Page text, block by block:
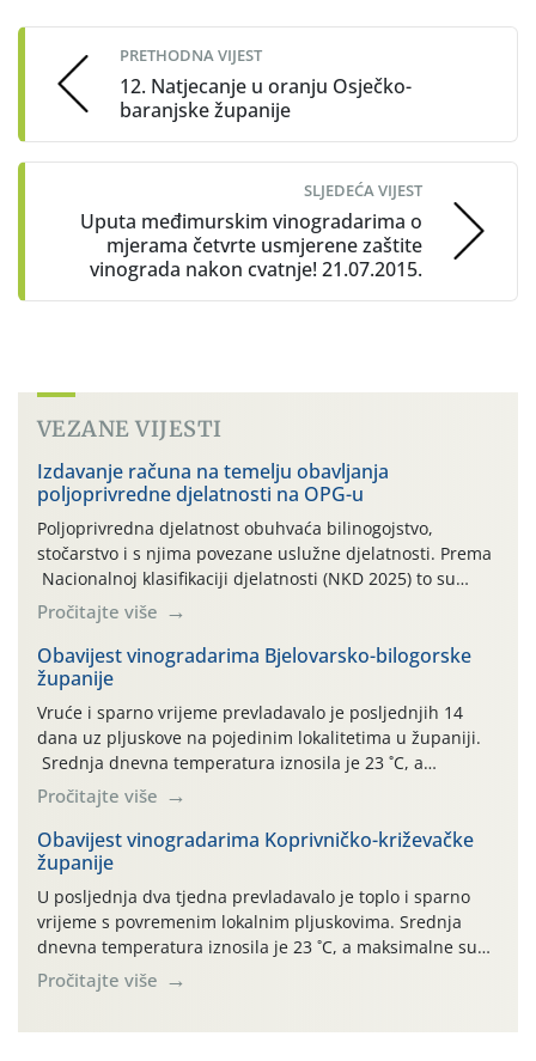
navigation
PRETHODNA VIJEST
12. Natjecanje u oranju Osječko-
baranjske županije
SLJEDEĆA VIJEST
Uputa međimurskim vinogradarima o
mjerama četvrte usmjerene zaštite
vinograda nakon cvatnje! 21.07.2015.
VEZANE VIJESTI
Izdavanje računa na temelju obavljanja
poljoprivredne djelatnosti na OPG-u
Poljoprivredna djelatnost obuhvaća bilinogojstvo,
stočarstvo i s njima povezane uslužne djelatnosti. Prema
Nacionalnoj klasifikaciji djelatnosti (NKD 2025) to su
skupne 01.1, 01.2, 01.3, 01.4, 01.5 i 01.6. Djelatnost
prerade poljoprivrednih proizvoda je svako djelovanje na
poljoprivredni proizvod čiji je rezultat proizvod koji
također može biti poljoprivredni proizvod poput npr.
maslinovog ulja, bučinog ulja, vino od […]
Pročitajte više
Obavijest vinogradarima Bjelovarsko-bilogorske
županije
Vruće i sparno vrijeme prevladavalo je posljednjih 14
dana uz pljuskove na pojedinim lokalitetima u županiji.
Srednja dnevna temperatura iznosila je 23 ˚C, a
maksimalne su posljednjih dana dosezale do 35 ˚C.
Simptome plamenjače vinove loze (Plasmoparas
viticola) vidljivi su na zapercima i vršnom mladom lišću.
Kako bi i dalje održali zdravu lisnu masu u zaštiti je
moguće […]
Pročitajte više
Obavijest vinogradarima Koprivničko-križevačke
županije
U posljednja dva tjedna prevladavalo je toplo i sparno
vrijeme s povremenim lokalnim pljuskovima. Srednja
dnevna temperatura iznosila je 23 ˚C, a maksimalne su
se posljednjih dana penjale do 35 ˚C. Prognostičari u
narednom razdoblju najavljuju drugi ovogodišnji
Pročitajte više